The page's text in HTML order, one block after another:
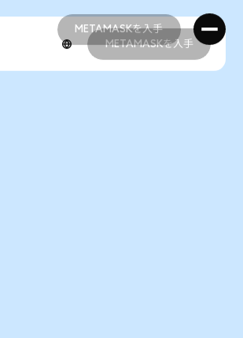
METAMASKを入手
METAMASKを入手
METAMASKを入手